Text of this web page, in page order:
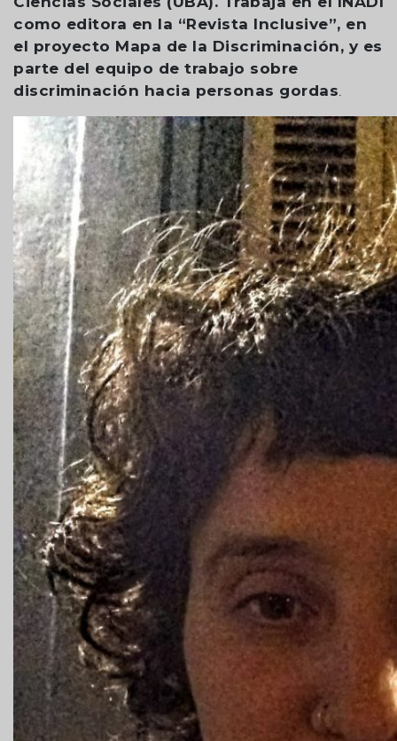
como editora en la “Revista Inclusive”, en
el proyecto Mapa de la Discriminación, y es
parte del equipo de trabajo sobre
discriminación hacia personas gordas.